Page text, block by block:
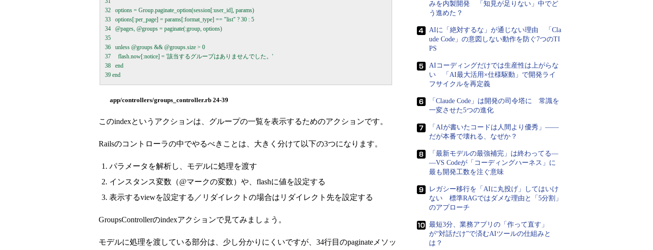
32   options = Group.paginate_option(session[:user_id], params)
33   options[:per_page] = params[:format_type] == "list" ? 30 : 5
34   @pages, @groups = paginate(:group, options)
35
36   unless @groups && @groups.size > 0
37     flash.now[:notice] = '該当するグループはありませんでした。'
38   end
39 end
app/controllers/groups_controller.rb 24-39
このindexというアクションは、グループの一覧を表示するためのアクションです。
Railsのコントローラの中でやるべきことは、大きく分けて以下の3つになります。
パラメータを解析し、モデルに処理を渡す
インスタンス変数（@マークの変数）や、flashに値を設定する
表示するviewを設定する／リダイレクトの場合はリダイレクト先を設定する
GroupsControllerのindexアクションで見てみましょう。
モデルに処理を渡している部分は、少し分かりにくいですが、34行目のpaginateメソッ
みを内製開発 「知見が足りない」中でど
う進めた？
AIに「絶対するな」が通じない理由 「Cla
ude Code」の意図しない動作を防ぐ7つのTI
PS
AIコーディングだけでは生産性は上がらな
い 「AI最大活用×仕様駆動」で開発ライ
フサイクルを再定義
「Claude Code」は開発の司令塔に 常識を
一変させた5つの進化
「AIが書いたコードは人間より優秀」――
だが本番で壊れる、なぜか？
「最新モデルの最強補完」は終わってる―
―VS Codeが「コーディングハーネス」に
最も開発工数を注ぐ意味
レガシー移行を「AIに丸投げ」してはいけ
ない 標準RAGではダメな理由と「5分割」
のアプローチ
最短3分、業務アプリの「作って直す」
が“対話だけ”で済むAIツールの仕組みと
は？